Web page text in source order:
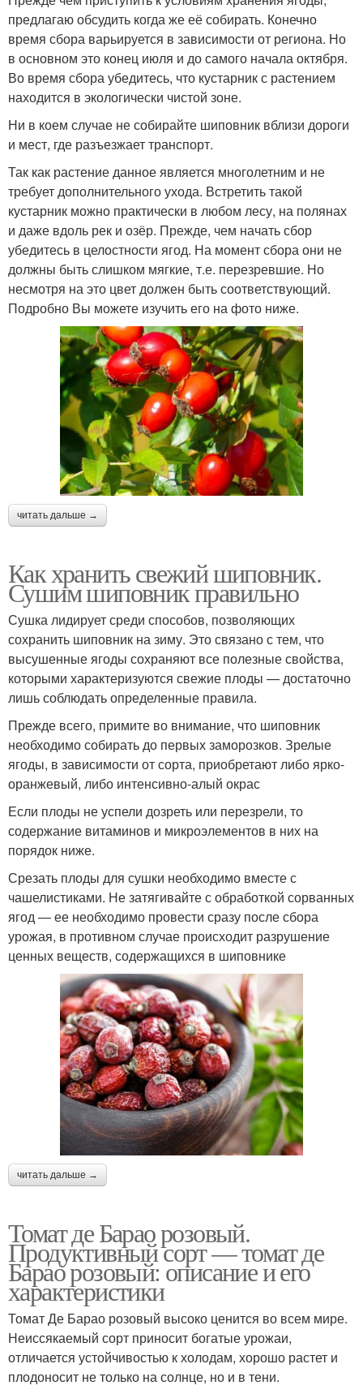
предлагаю обсудить когда же её собирать. Конечно
время сбора варьируется в зависимости от региона. Но
в основном это конец июля и до самого начала октября.
Во время сбора убедитесь, что кустарник с растением
находится в экологически чистой зоне.
Ни в коем случае не собирайте шиповник вблизи дороги
и мест, где разъезжает транспорт.
Так как растение данное является многолетним и не
требует дополнительного ухода. Встретить такой
кустарник можно практически в любом лесу, на полянах
и даже вдоль рек и озёр. Прежде, чем начать сбор
убедитесь в целостности ягод. На момент сбора они не
должны быть слишком мягкие, т.е. перезревшие. Но
несмотря на это цвет должен быть соответствующий.
Подробно Вы можете изучить его на фото ниже.
читать дальше →
Как хранить свежий шиповник.
Сушим шиповник правильно
Сушка лидирует среди способов, позволяющих
сохранить шиповник на зиму. Это связано с тем, что
высушенные ягоды сохраняют все полезные свойства,
которыми характеризуются свежие плоды — достаточно
лишь соблюдать определенные правила.
Прежде всего, примите во внимание, что шиповник
необходимо собирать до первых заморозков. Зрелые
ягоды, в зависимости от сорта, приобретают либо ярко-
оранжевый, либо интенсивно-алый окрас
Если плоды не успели дозреть или перезрели, то
содержание витаминов и микроэлементов в них на
порядок ниже.
Срезать плоды для сушки необходимо вместе с
чашелистиками. Не затягивайте с обработкой сорванных
ягод — ее необходимо провести сразу после сбора
урожая, в противном случае происходит разрушение
ценных веществ, содержащихся в шиповнике
читать дальше →
Томат де Барао розовый.
Продуктивный сорт — томат де
Барао розовый: описание и его
характеристики
Томат Де Барао розовый высоко ценится во всем мире.
Неиссякаемый сорт приносит богатые урожаи,
отличается устойчивостью к холодам, хорошо растет и
плодоносит не только на солнце, но и в тени.